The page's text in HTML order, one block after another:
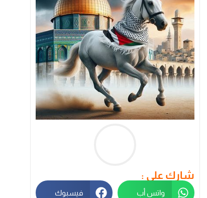
شارك على :
واتس أب فيسبوك